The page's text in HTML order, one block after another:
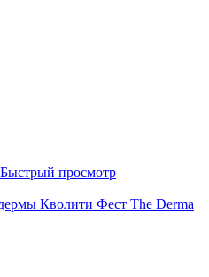
Быстрый просмотр
Кволити Фест The Derma